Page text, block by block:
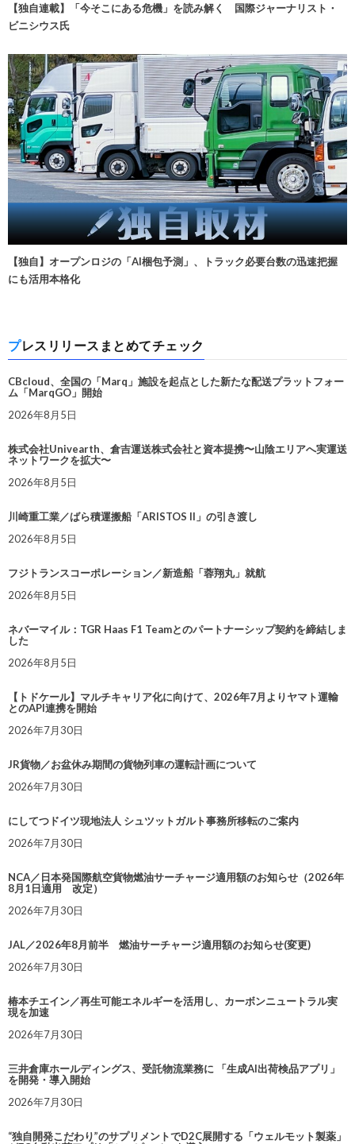
【独自連載】「今そこにある危機」を読み解く 国際ジャーナリスト・
ビニシウス氏
【独自】オープンロジの「AI梱包予測」、トラック必要台数の迅速把握
にも活用本格化
プレスリリースまとめてチェック
CBcloud、全国の「Marq」施設を起点とした新たな配送プラットフォー
ム「MarqGO」開始
2026年8月5日
株式会社Univearth、倉吉運送株式会社と資本提携〜山陰エリアへ実運送
ネットワークを拡大〜
2026年8月5日
川崎重工業／ばら積運搬船「ARISTOS II」の引き渡し
2026年8月5日
フジトランスコーポレーション／新造船「蓉翔丸」就航
2026年8月5日
ネバーマイル：TGR Haas F1 Teamとのパートナーシップ契約を締結しま
した
2026年8月5日
【トドケール】マルチキャリア化に向けて、2026年7月よりヤマト運輸
とのAPI連携を開始
2026年7月30日
JR貨物／お盆休み期間の貨物列車の運転計画について
2026年7月30日
にしてつドイツ現地法人 シュツットガルト事務所移転のご案内
2026年7月30日
NCA／日本発国際航空貨物燃油サーチャージ適用額のお知らせ（2026年
8月1日適用 改定）
2026年7月30日
JAL／2026年8月前半 燃油サーチャージ適用額のお知らせ(変更)
2026年7月30日
椿本チエイン／再生可能エネルギーを活用し、カーボンニュートラル実
現を加速
2026年7月30日
三井倉庫ホールディングス、受託物流業務に 「生成AI出荷検品アプリ」
を開発・導入開始
2026年7月30日
“独自開発こだわり”のサプリメントでD2C展開する「ウェルモット製薬」